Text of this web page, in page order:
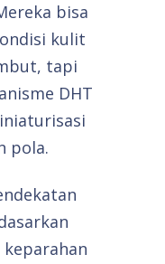
bisa
kulit
tapi
DHT
pola.